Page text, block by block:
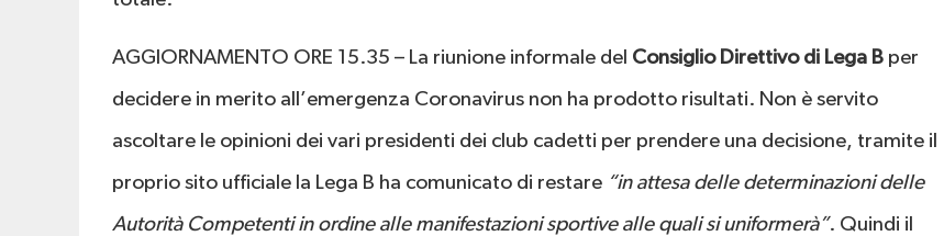
AGGIORNAMENTO ORE 15.35 – La riunione informale del Consiglio Direttivo di Lega B per
decidere in merito all’emergenza Coronavirus non ha prodotto risultati. Non è servito
ascoltare le opinioni dei vari presidenti dei club cadetti per prendere una decisione, tramite il
proprio sito ufficiale la Lega B ha comunicato di restare “in attesa delle determinazioni delle
Autorità Competenti in ordine alle manifestazioni sportive alle quali si uniformerà”. Quindi il